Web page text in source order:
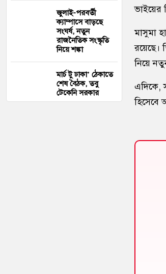
জুলাই-পরবর্তী
ক্যাম্পাসে বাড়ছে
সংঘর্ষ, নতুন
রাজনৈতিক সংস্কৃতি
নিয়ে শঙ্কা
মার্চ টু ঢাকা’ ঠেকাতে
শেষ বৈঠক, তবু
টেকেনি সরকার
ভাইয়ের
মাসুমা
রয়েছে।
নিয়ে
এদিকে,
হিসেবে